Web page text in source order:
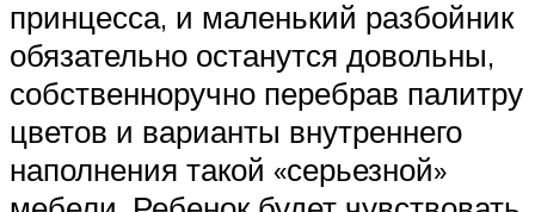
принцесса, и маленький разбойник
обязательно останутся довольны,
собственноручно перебрав палитру
цветов и варианты внутреннего
наполнения такой «серьезной»